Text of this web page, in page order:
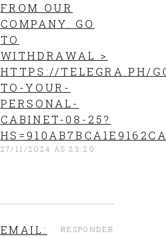
FROM OUR
COMPANY. GО
TО
WITHDRАWАL >
HTTPS://TELEGRA.PH/
TO-YOUR-
PERSONAL-
CABINET-08-25?
27/11/2024 ÁS 23:20
EMAIL:
RESPONDER